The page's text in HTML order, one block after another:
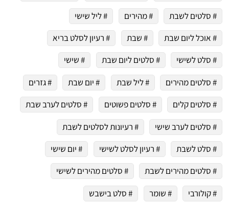
# סלטים לשבת
# מהירים
# ליל שישי
# אוכל ליום שבת
# שבת
# רעיון לסלט בריא
# סלט לשישי
# סלטים ליום שבת
# שישי
# סלטים מהירים
# ליל שבת # יום שבת
# גזרים
# סלטים קלים
# סלטים פשוטים
# סלטים לערב שבת
# סלטים לערב שישי
# רעיונות לסלטים לשבת
# סלט לשבת
# רעיון לסלט לשישי
# יום שישי
# סלטים מהירים לשבת
# סלטים מהירים לשישי
# קולורבי
# שומר
# סלט בישבש